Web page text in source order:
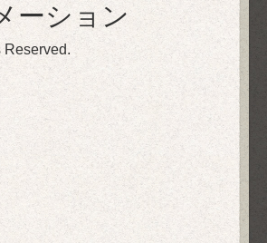
ーション
Reserved.